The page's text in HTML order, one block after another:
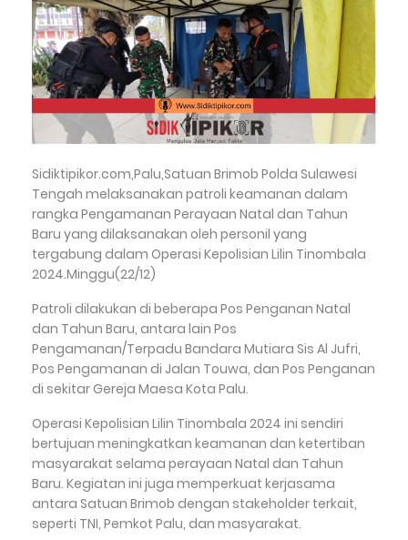
Sidiktipikor.com,Palu,Satuan Brimob Polda Sulawesi
Tengah melaksanakan patroli keamanan dalam
rangka Pengamanan Perayaan Natal dan Tahun
Baru yang dilaksanakan oleh personil yang
tergabung dalam Operasi Kepolisian Lilin Tinombala
2024.Minggu(22/12)
Patroli dilakukan di beberapa Pos Penganan Natal
dan Tahun Baru, antara lain Pos
Pengamanan/Terpadu Bandara Mutiara Sis Al Jufri,
Pos Pengamanan di Jalan Touwa, dan Pos Penganan
di sekitar Gereja Maesa Kota Palu.
Operasi Kepolisian Lilin Tinombala 2024 ini sendiri
bertujuan meningkatkan keamanan dan ketertiban
masyarakat selama perayaan Natal dan Tahun
Baru. Kegiatan ini juga memperkuat kerjasama
antara Satuan Brimob dengan stakeholder terkait,
seperti TNI, Pemkot Palu, dan masyarakat.